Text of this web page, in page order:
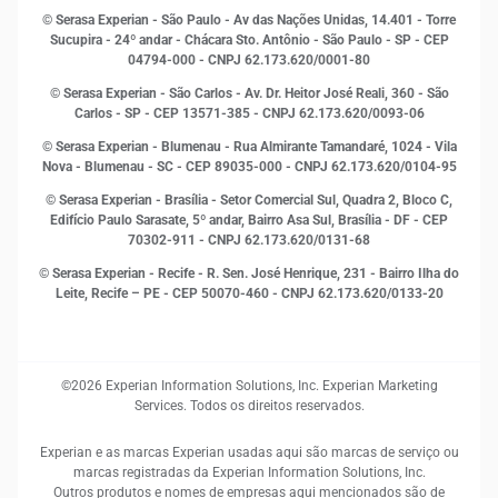
Inovação e Tecnologia
Leis e impostos
Marketing
Open Finance
Proteção de Dados
Sustentabilidade Corporativa
© Serasa Experian - São Paulo - Av das Nações Unidas, 14.401 - Torre
Sucupira - 24º andar - Chácara Sto. Antônio - São Paulo - SP - CEP
04794-000 - CNPJ 62.173.620/0001-80
© Serasa Experian - São Carlos - Av. Dr. Heitor José Reali, 360 - São
Carlos - SP - CEP 13571-385 - CNPJ 62.173.620/0093-06
© Serasa Experian - Blumenau - Rua Almirante Tamandaré, 1024 - Vila
Nova - Blumenau - SC - CEP 89035-000 - CNPJ 62.173.620/0104-95
© Serasa Experian - Brasília - Setor Comercial Sul, Quadra 2, Bloco C,
Edifício Paulo Sarasate, 5º andar, Bairro Asa Sul, Brasília - DF - CEP
70302-911 - CNPJ 62.173.620/0131-68
© Serasa Experian - Recife - R. Sen. José Henrique, 231 - Bairro Ilha do
Leite, Recife – PE - CEP 50070-460 - CNPJ 62.173.620/0133-20
©2026 Experian Information Solutions, Inc. Experian Marketing
Services. Todos os direitos reservados.
Experian e as marcas Experian usadas aqui são marcas de serviço ou
marcas registradas da Experian Information Solutions, Inc.
Outros produtos e nomes de empresas aqui mencionados são de